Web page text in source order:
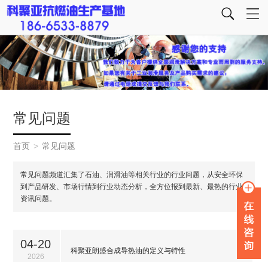
常见问题
首页 > 常见问题
常见问题频道汇集了石油、润滑油等相关行业的行业问题，从安全环保
到产品研发、市场行情到行业动态分析，全方位报到最新、最热的行业
资讯问题。
04-20
2026
科聚亚朗盛合成导热油的定义与特性